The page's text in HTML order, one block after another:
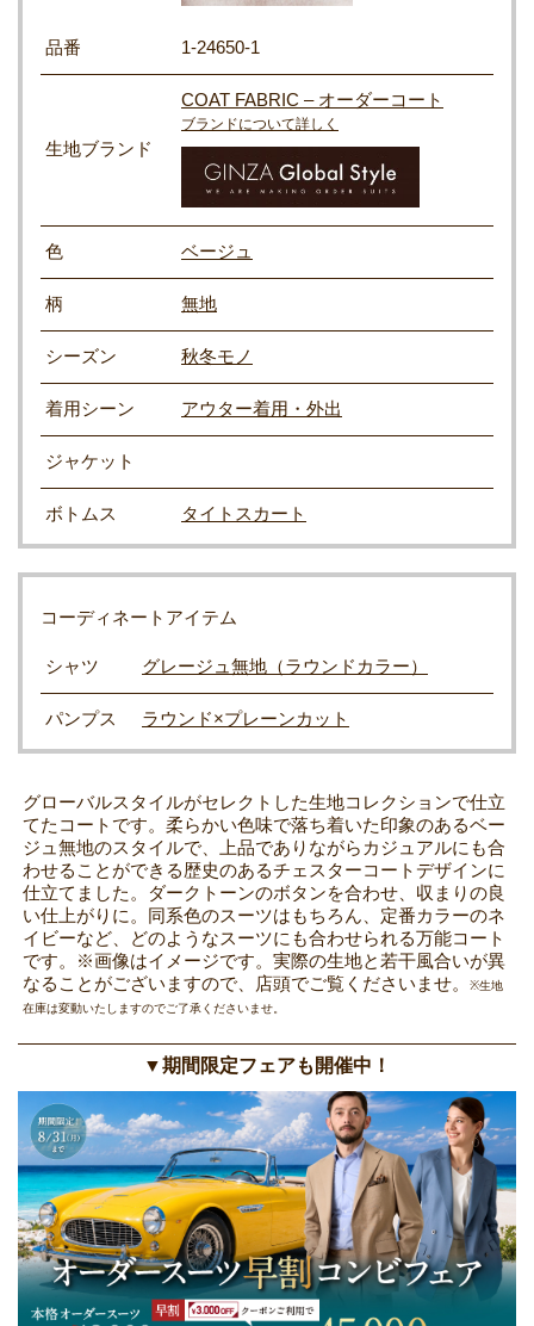
品番 1-24650-1
生地ブランド
COAT FABRIC – オーダーコート
ブランドについて詳しく
色 ベージュ
柄 無地
シーズン 秋冬モノ
着用シーン アウター着用・外出
ジャケット
ボトムス タイトスカート
コーディネートアイテム
シャツ グレージュ無地（ラウンドカラー）
パンプス ラウンド×プレーンカット
グローバルスタイルがセレクトした生地コレクションで仕立
てたコートです。柔らかい色味で落ち着いた印象のあるベー
ジュ無地のスタイルで、上品でありながらカジュアルにも合
わせることができる歴史のあるチェスターコートデザインに
仕立てました。ダークトーンのボタンを合わせ、収まりの良
い仕上がりに。同系色のスーツはもちろん、定番カラーのネ
イビーなど、どのようなスーツにも合わせられる万能コート
です。※画像はイメージです。実際の生地と若干風合いが異
なることがございますので、店頭でご覧くださいませ。
※生地
在庫は変動いたしますのでご了承くださいませ。
▼期間限定フェアも開催中！